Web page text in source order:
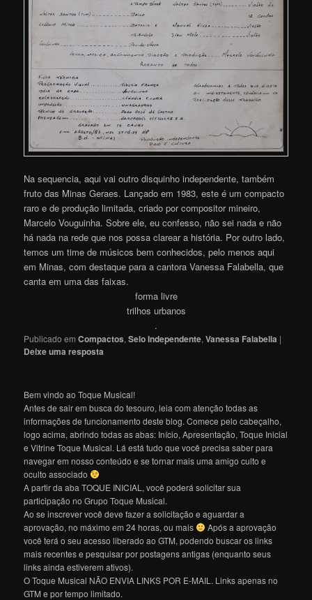
Na sequencia, aqui vai outro disquinho independente, também
fruto das Minas Geraes. Lançado em 1983, este é um compacto
raro e de produção limitada, criado por compositor mineiro,
Marcelo Vouguinha. Sobre ele, eu confesso, não sei nada e não
há nada na rede que nos possa clarear a história. Por outro lado,
temos um time de músicos bem conhecidos, pelo menos aqui
em Minas, com destaque para a cantora Vanessa Falabella, que
canta em uma das faixas.
forma livre
trilhos urbanos
.
Publicado em Compactos,Selo Independente,Vanessa Falabella |
Deixe uma resposta
Bem vindo ao Toque Musical!
Antes de sair em busca do tesouro, leia com atenção todas as
informações de funcionamento deste blog. Comece pelo cabeçalho,
logo acima, abrindo todas as abas: Início, Apresentação, Toque Inicial
e Vitrine Toque Musical. Lá está tudo que você precisa saber para
navegar em nosso conteúdo e se tornar mais uma amigo culto e
oculto associado
A partir da aba TOQUE INICIAL, você poderá solicitar sua
participação no Grupo Toque Musical.
Ao se inscrever você deve fazer a solicitação e aguardar a
aprovação, no máximo em 24 horas, ou mais
Após a aprovação
você terá o seu acesso liberado ao GTM, podendo buscar os links
mais recentes e pesquisar por postagens antigas (enquanto seus
links ainda estiverem ativos).
O Toque Musical NÃO ENVIA LINKS POR E-MAIL. Links apenas no
GTM e por tempo limitado.